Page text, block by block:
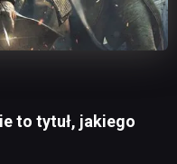
to tytuł, jakiego